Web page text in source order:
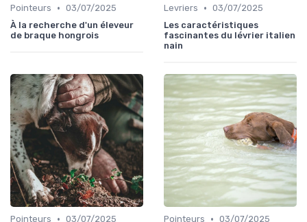
Pointeurs • 03/07/2025
À la recherche d'un éleveur
de braque hongrois
Levriers • 03/07/2025
Les caractéristiques
fascinantes du lévrier italien
nain
Pointeurs • 03/07/2025
Pointeurs • 03/07/2025